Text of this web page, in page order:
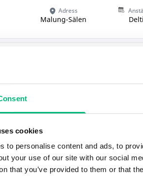
cookies
to personalise content and ads, to
your use of our site with our social
that you’ve provided to them or that
Adress
Malung-Sälen
Ski